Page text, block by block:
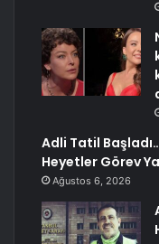
Adli Tatil
Heyetler Görev
Ağustos 6, 2026